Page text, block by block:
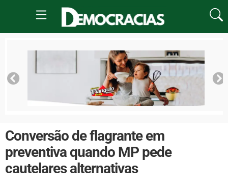
Conversão de flagrante em
preventiva quando MP pede
cautelares alternativas